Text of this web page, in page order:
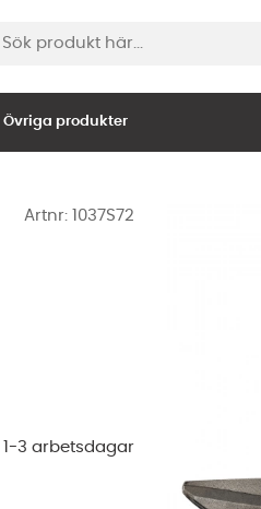
Övriga produkter
Artnr:1037S72
1-3 arbetsdagar